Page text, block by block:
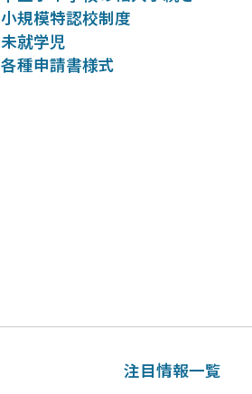
小規模特認校制度
未就学児
各種申請書様式
注目情報一覧